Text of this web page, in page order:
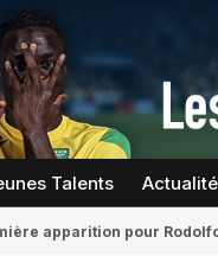
Talents
apparition pour